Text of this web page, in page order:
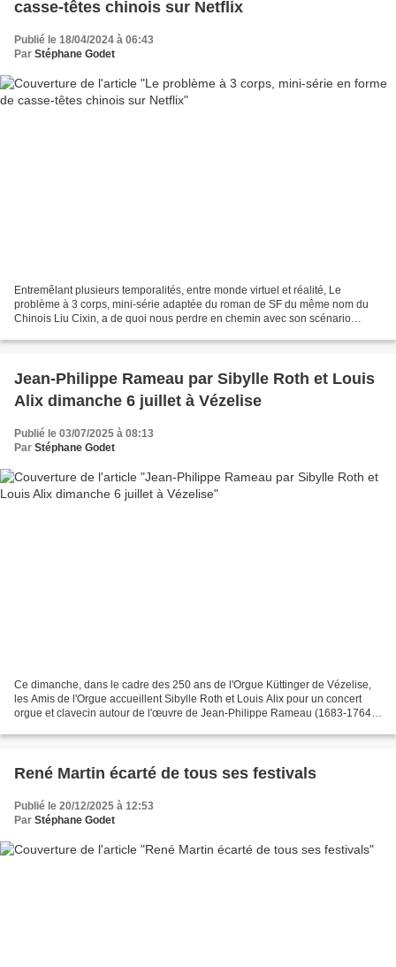
casse-têtes chinois sur Netflix
Publié le 18/04/2024 à 06:43
Par Stéphane Godet
Entremêlant plusieurs temporalités, entre monde virtuel et réalité, Le
problème à 3 corps, mini-série adaptée du roman de SF du même nom du
Chinois Liu Cixin, a de quoi nous perdre en chemin avec son scénario
Jean-Philippe Rameau par Sibylle Roth et Louis
Alix dimanche 6 juillet à Vézelise
Publié le 03/07/2025 à 08:13
Par Stéphane Godet
Ce dimanche, dans le cadre des 250 ans de l'Orgue Küttinger de Vézelise,
les Amis de l'Orgue accueillent Sibylle Roth et Louis Alix pour un concert
orgue et clavecin autour de l'œuvre de Jean-Philippe Rameau (1683-1764).
René Martin écarté de tous ses festivals
Publié le 20/12/2025 à 12:53
Par Stéphane Godet